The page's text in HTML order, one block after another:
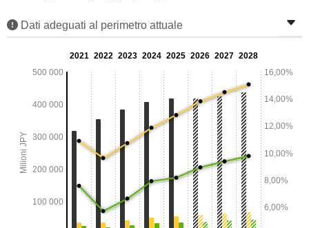
Dati adeguati al perimetro attuale